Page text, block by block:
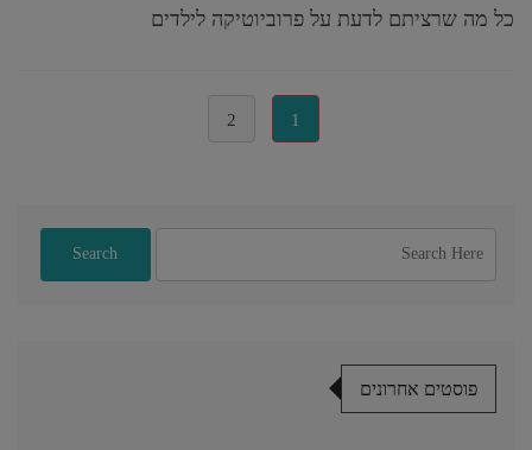
כל מה שרציתם לדעת על פרוביוטיקה לילדים
1
2
פוסטים אחרונים